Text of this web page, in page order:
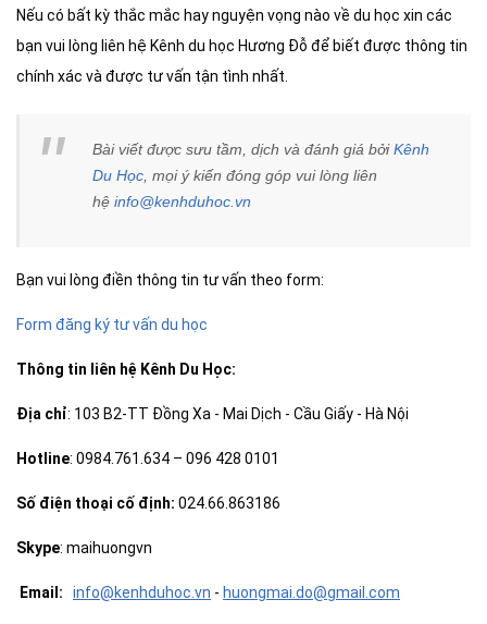
Nếu có bất kỳ thắc mắc hay nguyện vọng nào về du học xin các
bạn vui lòng liên hệ Kênh du học Hương Đỗ để biết được thông tin
chính xác và được tư vấn tận tình nhất.
Bài viết được sưu tầm, dịch và đánh giá bởiKênh
Du Học , mọi ý kiến đóng góp vui lòng liên
hệ info@kenhduhoc.vn
Bạn vui lòng điền thông tin tư vấn theo form:
Form đăng ký tư vấn du học
Thông tin liên hệ Kênh Du Học:
Địa chỉ: 103 B2-TT Đồng Xa - Mai Dịch - Cầu Giấy - Hà Nội
Hotline: 0984.761.634 – 096 428 0101
Số điện thoại cố định: 024.66.863186
Skype: maihuongvn
Email: info@kenhduhoc.vn - huongmai .do@gmail.com